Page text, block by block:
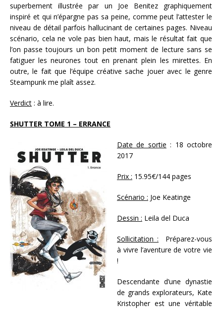
superbement illustrée par un Joe Benitez graphiquement
inspiré et qui n’épargne pas sa peine, comme peut l’attester le
niveau de détail parfois hallucinant de certaines pages. Niveau
scénario, cela ne vole pas bien haut, mais le résultat fait que
l’on passe toujours un bon petit moment de lecture sans se
fatiguer les neurones tout en prenant plein les mirettes. En
outre, le fait que l’équipe créative sache jouer avec le genre
Steampunk me plaît assez.
Verdict : à lire.
SHUTTER TOME 1 – ERRANCE
Date de sortie : 18 octobre
2017
Prix : 15.95€/144 pages
Scénario : Joe Keatinge
Dessin : Leila del Duca
Sollicitation : Préparez-vous
à vivre l’aventure de votre vie
!
Descendante d’une dynastie
de grands explorateurs, Kate
Kristopher est une véritable